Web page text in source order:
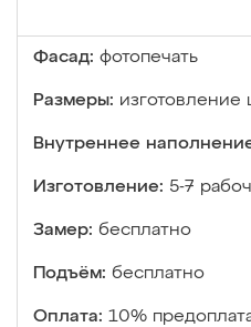
Фасад: фотопечать
Размеры:
Внутреннее
Изготовление: 5-7
Замер: бесплатно
Подъём: бесплатно
Оплата: 10%